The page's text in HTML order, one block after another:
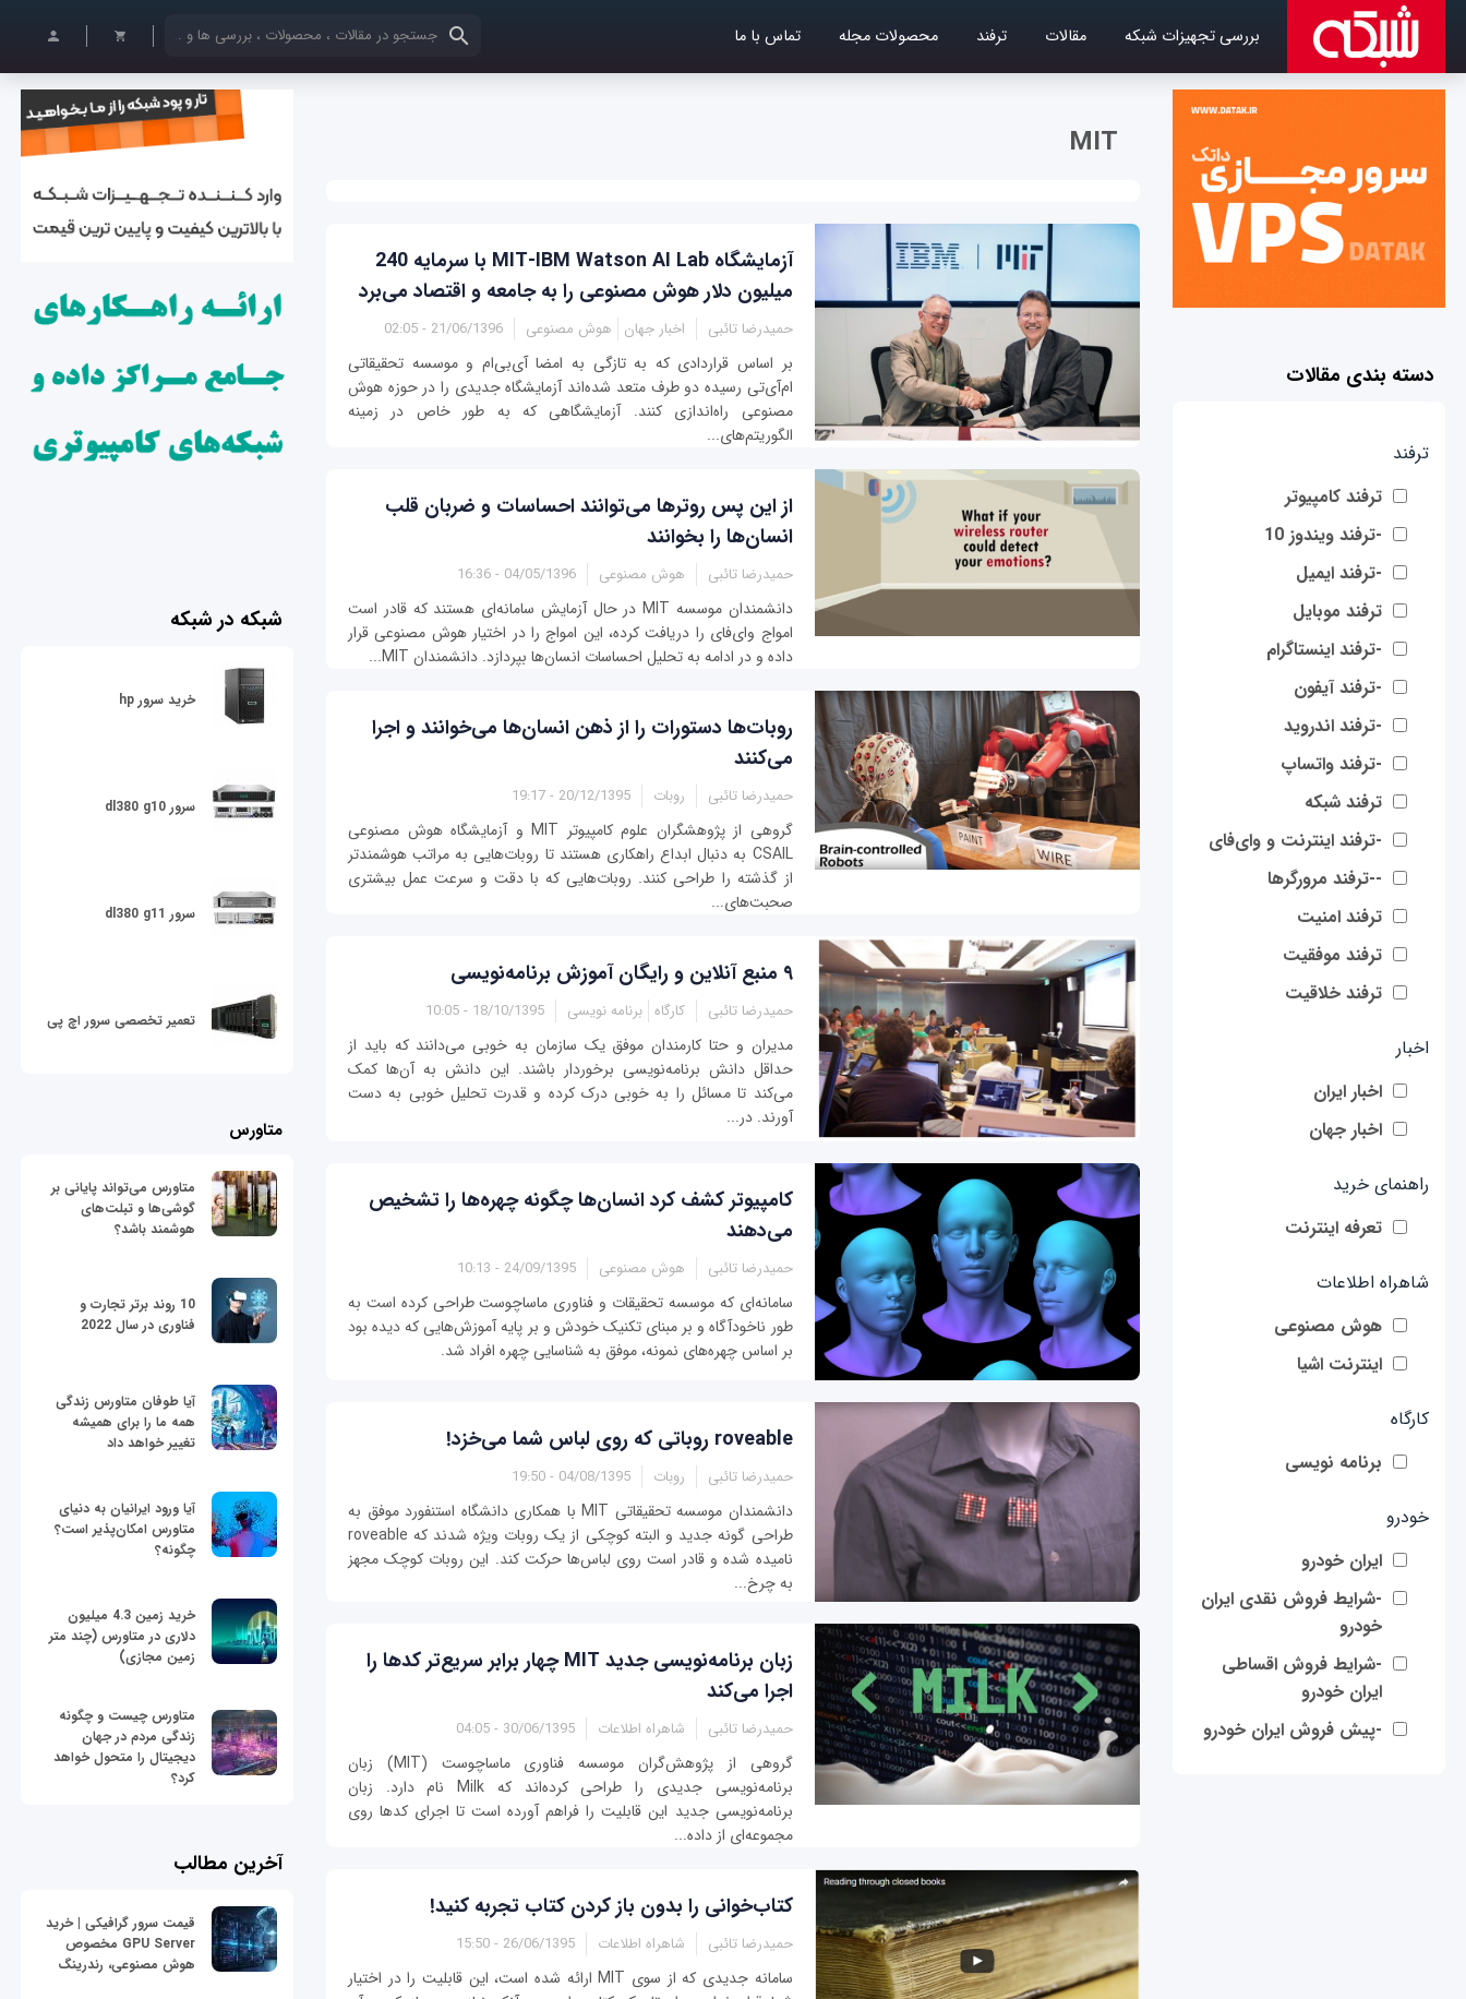
بررسی تجهیزات شبکه مقالات ترفند محصولات مجله تماس با ما کلمات کلیدی خود را وارد کنید
دسته بندی مقالات
ترفند
ترفند کامپیوتر
-ترفند ویندوز 10
-ترفند ایمیل
ترفند موبایل
-ترفند اینستاگرام
-ترفند آیفون
-ترفند اندروید
-ترفند واتساپ
ترفند شبکه
-ترفند اینترنت و وای‌فای
--ترفند مرورگرها
ترفند امنیت
ترفند موفقیت
ترفند خلاقیت
اخبار
اخبار ایران
اخبار جهان
راهنمای خرید
تعرفه اینترنت
شاهراه اطلاعات
هوش مصنوعی
اینترنت اشیا
کارگاه
برنامه نویسی
خودرو
ایران خودرو
-شرایط فروش نقدی ایران
خودرو
-شرایط فروش اقساطی
ایران خودرو
-پیش فروش ایران خودرو
MIT
آزمایشگاه MIT-IBM Watson AI Lab با سرمایه 240
میلیون دلار هوش مصنوعی را به جامعه و اقتصاد می‌برد
حمیدرضا تائبی اخبار جهان هوش مصنوعی 21/06/1396 - 02:05
بر اساس قراردادی که به تازگی به امضا آی‌بی‌ام و موسسه تحقیقاتی
ام‌آی‌تی رسیده دو طرف متعد شده‌اند آزمایشگاه جدیدی را در حوزه هوش
مصنوعی راه‌اندازی کنند. آزمایشگاهی که به طور خاص در زمینه
الگوریتم‌های...
از این پس روترها می‌توانند احساسات و ضربان قلب
انسان‌ها را بخوانند
حمیدرضا تائبی هوش مصنوعی 04/05/1396 - 16:36
دانشمندان موسسه MIT در حال آزمایش سامانه‌ای هستند که قادر است
امواج وای‌فای را دریافت کرده،‌ این امواج را در اختیار هوش مصنوعی قرار
داده و در ادامه به تحلیل احساسات انسان‌ها بپردازد. دانشمندان MIT...
روبات‌ها دستورات را از ذهن انسان‌ها می‌خوانند و اجرا
می‌کنند
حمیدرضا تائبی روبات 20/12/1395 - 19:17
گروهی از پژوهشگران علوم کامپیوتر MIT و آزمایشگاه هوش مصنوعی
CSAIL به دنبال ابداع راهکاری هستند تا روبات‌هایی به مراتب هوشمند‌تر
از گذشته را طراحی کنند. روبات‌هایی که با دقت و سرعت عمل بیشتری
صحبت‌های...
۹ منبع آنلاین و رایگان آموزش برنامه‌نویسی
حمیدرضا تائبی کارگاه برنامه نویسی 18/10/1395 - 10:05
مدیران و حتا کارمندان موفق یک سازمان به خوبی می‌دانند که باید از
حداقل دانش برنامه‌نویسی برخوردار باشند. این دانش به آن‌ها کمک
می‌کند تا مسائل را به خوبی درک کرده و قدرت تحلیل خوبی به دست
آورند. در...
کامپیوتر کشف کرد انسان‌ها چگونه چهره‌ها را تشخیص
می‌دهند
حمیدرضا تائبی هوش مصنوعی 24/09/1395 - 10:13
سامانه‌‌ای که موسسه تحقیقات و فناوری ماساچوست طراحی کرده است به
طور ناخودآگاه و بر مبنای تکنیک خودش و بر پایه آموزش‌هایی که دیده بود
بر اساس چهره‌های نمونه، موفق به شناسایی چهره افراد شد.
roveable روباتی که روی لباس شما می‌خزد!
حمیدرضا تائبی روبات 04/08/1395 - 19:50
دانشمندان موسسه تحقیقاتی MIT با همکاری دانشگاه استنفورد موفق به
طراحی گونه جدید و البته کوچکی از یک روبات ویژه شدند که roveable
نامیده شده و قادر است روی لباس‌ها حرکت کند. این روبات کوچک مجهز
به چرخ‌...
زبان برنامه‌نویسی جدید MIT چهار برابر سریع‌تر کدها را
اجرا می‌کند
حمیدرضا تائبی شاهراه اطلاعات 30/06/1395 - 04:05
گروهی از پژوهش‌گران موسسه فناوری ماساچوست (MIT) زبان
برنامه‌نویسی جدیدی را طراحی کرده‌اند که Milk نام دارد. زبان
برنامه‌نویسی جدید این قابلیت را فراهم آورده است تا اجرای کدها روی
مجموعه‌‌ای از داده‌...
کتاب‌خوانی را بدون باز کردن کتاب تجربه کنید!
حمیدرضا تائبی شاهراه اطلاعات 26/06/1395 - 15:50
سامانه جدیدی که از سوی MIT ارائه شده است، این قابلیت را در اختیار
شبکه در شبکه
خرید سرور hp
سرور dl380 g10
سرور dl380 g11
تعمیر تخصصی سرور اچ پی
متاورس
متاورس می‌تواند پایانی بر
گوشی‌ها و تبلت‌های
هوشمند باشد؟
10 روند برتر تجارت و
فناوری در سال 2022
آیا طوفان متاورس زندگی
همه ما را برای همیشه
تغییر خواهد داد
آیا ورود ایرانیان به دنیای
متاورس امکان‌پذیر است؟
چگونه؟
خرید زمین 4.3 میلیون
دلاری در متاورس (چند متر
زمین مجازی)
متاورس چیست و چگونه
زندگی مردم در جهان
دیجیتال را متحول خواهد
کرد؟
آخرین مطالب
قیمت سرور گرافیکی | خرید
GPU Server مخصوص
هوش مصنوعی، رندرینگ